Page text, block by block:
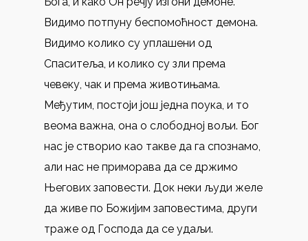
Видимо потпуну беспомоћност демона.
Видимо колико су уплашени од
Спаситеља, и колико су зли према
чевеку, чак и према животињама.
Међутим, постоји још једна поука, и то
веома важна, она о слободној вољи. Бог
нас је створио као такве да га спознамо,
али нас не приморава да се држимо
Његових заповести. Док неки људи желе
да живе по Божијим заповестима, други
траже од Господа да се удаљи.